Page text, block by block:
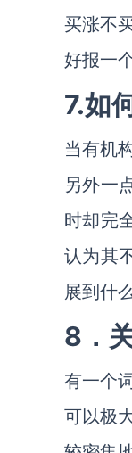
买涨不
好报一
7.如
当有机
另外一
时却完
认为其
展到什
8．
有一个
可以极